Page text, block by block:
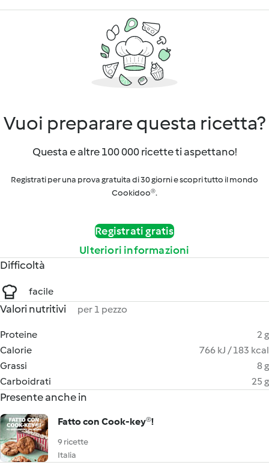
Vuoi preparare questa ricetta?
Questa e altre 100 000 ricette ti aspettano!
Registrati per una prova gratuita di 30 giorni e scopri tutto il mondo
Cookidoo®.
Registrati gratis
Ulteriori informazioni
Difficoltà
facile
Valori nutritivi per 1 pezzo
Proteine
2 g
Calorie
766 kJ / 183 kcal
Grassi
8 g
Carboidrati
25 g
Presente anche in
Fatto con Cook-key®!
9 ricette
Italia